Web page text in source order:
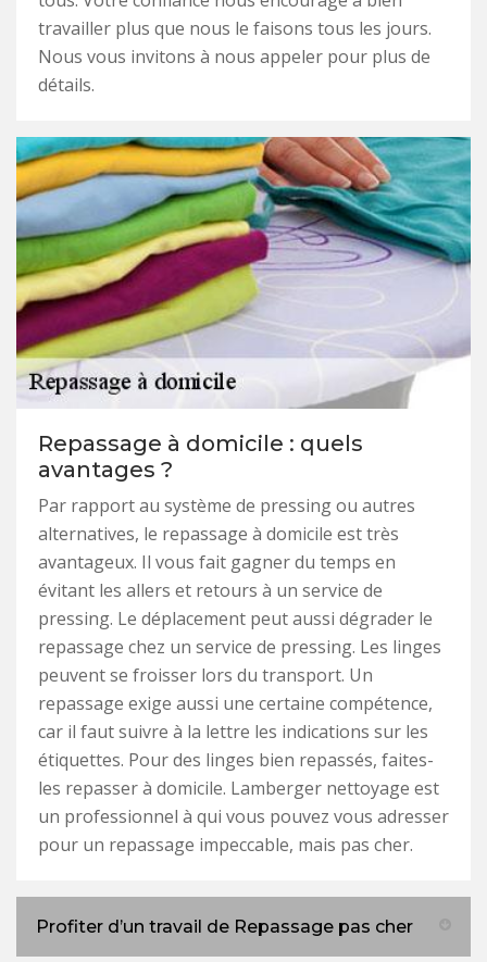
travailler plus que nous le faisons tous les jours.
Nous vous invitons à nous appeler pour plus de
détails.
Repassage à domicile : quels
avantages ?
Par rapport au système de pressing ou autres
alternatives, le repassage à domicile est très
avantageux. Il vous fait gagner du temps en
évitant les allers et retours à un service de
pressing. Le déplacement peut aussi dégrader le
repassage chez un service de pressing. Les linges
peuvent se froisser lors du transport. Un
repassage exige aussi une certaine compétence,
car il faut suivre à la lettre les indications sur les
étiquettes. Pour des linges bien repassés, faites-
les repasser à domicile. Lamberger nettoyage est
un professionnel à qui vous pouvez vous adresser
pour un repassage impeccable, mais pas cher.
Profiter d’un travail de Repassage pas cher